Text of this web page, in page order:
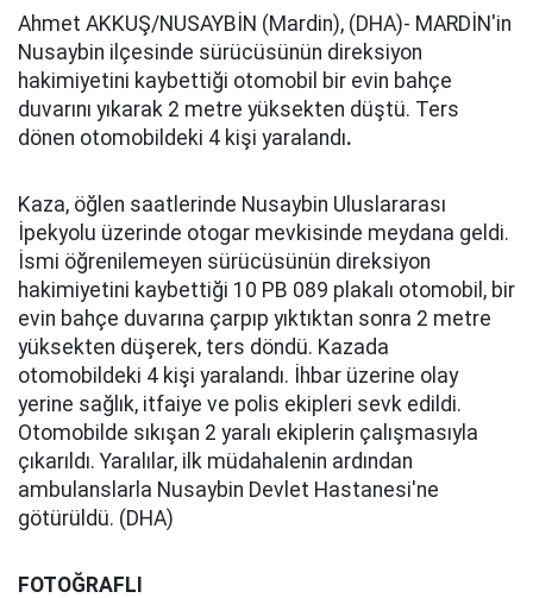
Ahmet AKKUŞ/NUSAYBİN (Mardin), (DHA)- MARDİN'in
Nusaybin ilçesinde sürücüsünün direksiyon
hakimiyetini kaybettiği otomobil bir evin bahçe
duvarını yıkarak 2 metre yüksekten düştü. Ters
dönen otomobildeki 4 kişi yaralandı.
Kaza, öğlen saatlerinde Nusaybin Uluslararası
İpekyolu üzerinde otogar mevkisinde meydana geldi.
İsmi öğrenilemeyen sürücüsünün direksiyon
hakimiyetini kaybettiği 10 PB 089 plakalı otomobil, bir
evin bahçe duvarına çarpıp yıktıktan sonra 2 metre
yüksekten düşerek, ters döndü. Kazada
otomobildeki 4 kişi yaralandı. İhbar üzerine olay
yerine sağlık, itfaiye ve polis ekipleri sevk edildi.
Otomobilde sıkışan 2 yaralı ekiplerin çalışmasıyla
çıkarıldı. Yaralılar, ilk müdahalenin ardından
ambulanslarla Nusaybin Devlet Hastanesi'ne
götürüldü. (DHA)
FOTOĞRAFLI